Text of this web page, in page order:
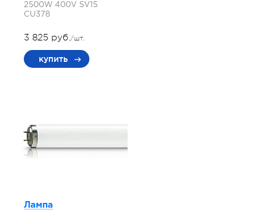
2500W 400V SV15
СU378
3 825 руб./шт.
купить
Лампа